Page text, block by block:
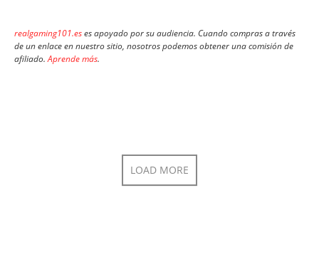
realgaming101.eses apoyado por su audiencia. Cuando compras a través
de un enlace en nuestro sitio, nosotros podemos obtener una comisión de
afiliado.Aprende más.
LOAD MORE